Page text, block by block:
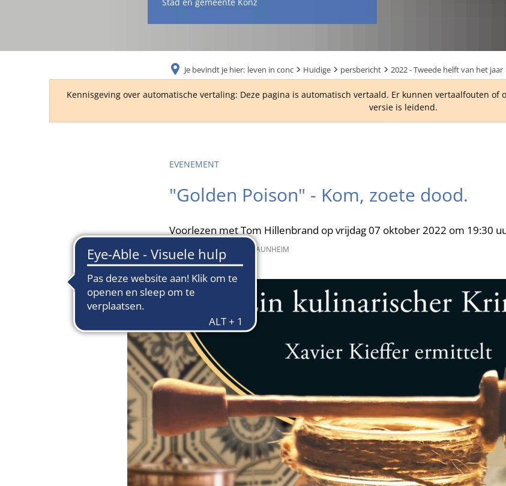
Je bevindt je hier: leven in conc Huidige persbericht 2022 - Tweede helft van het jaar
Kennisgeving over automatische vertaling: Deze pagina is automatisch vertaald. Er kunnen vertaalfouten
versie is leidend.
EVENEMENT
"Golden Poison" - Kom, zoete dood.
Voorlezen met Tom Hillenbrand op vrijdag 07 oktober 2022 om 19:30
5 juli 2022 MICHAEL NAUNHEIM